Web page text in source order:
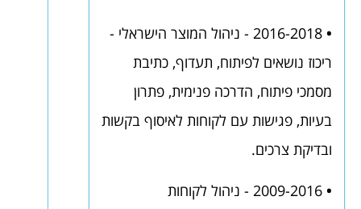
•
2016-2018 - ניהול המוצר הישראלי -
ריכוז נושאים לפיתוח, תעדוף, כתיבת
מסמכי פיתוח, הדרכה פנימית, פתרון
בעיות, פגישות עם לקוחות לאיסוף בקשות
ובדיקת צרכים.
•
2009-2016 - ניהול לקוחות